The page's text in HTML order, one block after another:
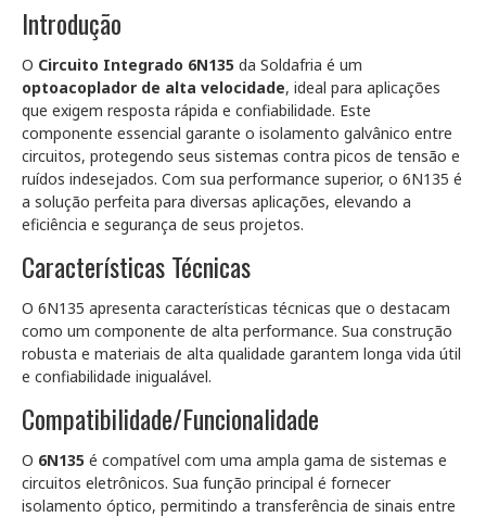
Introdução
O Circuito Integrado 6N135 da Soldafria é um
optoacoplador de alta velocidade, ideal para aplicações
que exigem resposta rápida e confiabilidade. Este
componente essencial garante o isolamento galvânico entre
circuitos, protegendo seus sistemas contra picos de tensão e
ruídos indesejados. Com sua performance superior, o 6N135 é
a solução perfeita para diversas aplicações, elevando a
eficiência e segurança de seus projetos.
Características Técnicas
O 6N135 apresenta características técnicas que o destacam
como um componente de alta performance. Sua construção
robusta e materiais de alta qualidade garantem longa vida útil
e confiabilidade inigualável.
Compatibilidade/Funcionalidade
O 6N135 é compatível com uma ampla gama de sistemas e
circuitos eletrônicos. Sua função principal é fornecer
isolamento óptico, permitindo a transferência de sinais entre